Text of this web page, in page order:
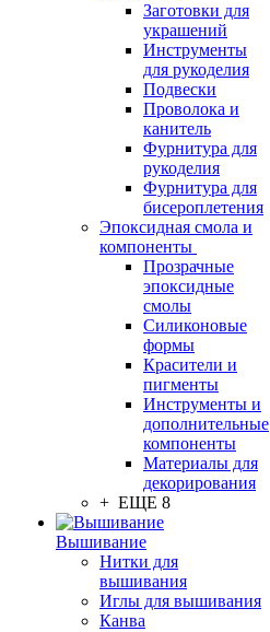
Заготовки для
украшений
Инструменты
для рукоделия
Подвески
Проволока и
канитель
Фурнитура для
рукоделия
Фурнитура для
бисероплетения
Эпоксидная смола и
компоненты
Прозрачные
эпоксидные
смолы
Силиконовые
формы
Красители и
пигменты
Инструменты и
дополнительные
компоненты
Материалы для
декорирования
+ ЕЩЕ 8
Вышивание
Нитки для
вышивания
Иглы для вышивания
Канва